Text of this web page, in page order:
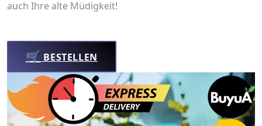
auch Ihre alte Müdigkeit!
🛒 BESTELLEN